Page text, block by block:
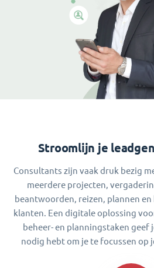
Stroomlijn je
Consultants zijn vaak druk bezig
meerdere projecten,
beantwoorden, reizen, plannen
klanten. Een digitale oplossing
beheer- en planningstaken geef
nodig hebt om je te focussen op